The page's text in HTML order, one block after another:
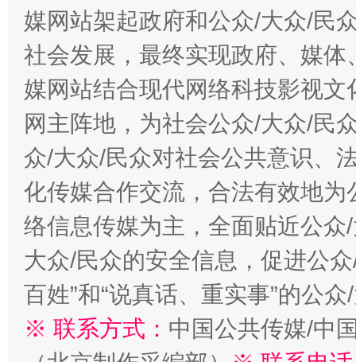
千年窑火 生生不息 一
媒网站架起政府和公众/大众/民
社会发展，最终实现政府、媒
媒网站结合现代网络科技影视
网主阵地，为社会公众/大众/民
众/大众/民众对社会公共意识、
化传媒合作交流，合法有效地
络信息传媒为主，全面贴近公
大众/民众的安全信息，促进公
百姓”和“说真话、重实事”的公
※ 联系方式： 中国公共传媒/中